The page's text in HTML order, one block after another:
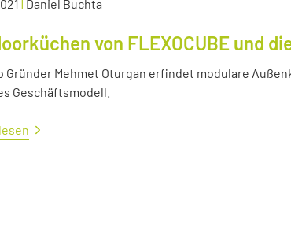
| Daniel Buchta
von FLEXOCUBE und
Gründer Mehmet Oturgan erfindet modulare
Geschäftsmodell.